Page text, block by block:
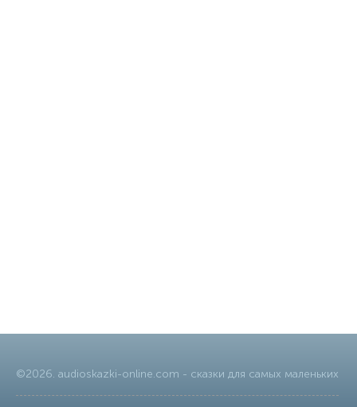
©2026. audioskazki-online.com - сказки для самых маленьких